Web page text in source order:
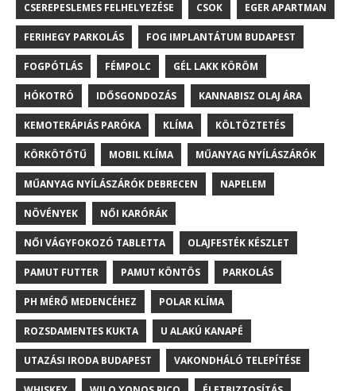
CSEREPESLEMES FELHELYEZÉSE CSOK EGER APARTMAN
FERIHEGY PARKOLÁS FOG IMPLANTÁTUM BUDAPEST
FOGPÓTLÁS FÉMPOLC GÉL LAKK KÖRÖM
HÓKOTRÓ IDŐSGONDOZÁS KANNABISZ OLAJ ÁRA
KEMOTERÁPIÁS PARÓKA KLÍMA KÖLTÖZTETÉS
KÖRKÖTŐTŰ MOBIL KLÍMA MŰANYAG NYÍLÁSZÁRÓK
MŰANYAG NYÍLÁSZÁRÓK DEBRECEN NAPELEM
NÖVÉNYEK NŐI KARÓRÁK
NŐI VÁGYFOKOZÓ TABLETTA OLAJFESTÉK KÉSZLET
PAMUT FUTTER PAMUT KÖNTÖS PARKOLÁS
PH MÉRŐ MEDENCÉHEZ POLAR KLÍMA
ROZSDAMENTES KUKTA U ALAKÚ KANAPÉ
UTAZÁSI IRODA BUDAPEST VAKONDHÁLÓ TELEPÍTÉSE